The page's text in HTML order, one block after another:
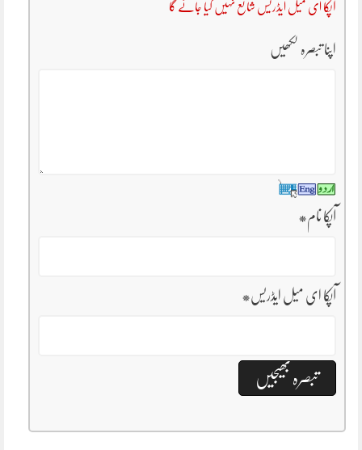
آپکا ای میل ایڈریس شائع نہیں کیا جائے گا
اپنا تبصرہ لکھیں
آپکا نام*
آپکا ای میل ایڈریس*